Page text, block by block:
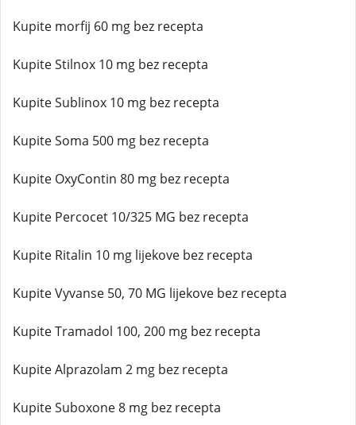
Kupite morfij 60 mg bez recepta
Kupite Stilnox 10 mg bez recepta
Kupite Sublinox 10 mg bez recepta
Kupite Soma 500 mg bez recepta
Kupite OxyContin 80 mg bez recepta
Kupite Percocet 10/325 MG bez recepta
Kupite Ritalin 10 mg lijekove bez recepta
Kupite Vyvanse 50, 70 MG lijekove bez recepta
Kupite Tramadol 100, 200 mg bez recepta
Kupite Alprazolam 2 mg bez recepta
Kupite Suboxone 8 mg bez recepta